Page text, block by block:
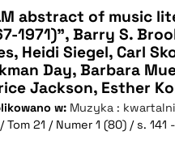
abstract of music
1971)", Barry S.
Heidi Siegel, Carl
Day, Barbara
Jackson, Esther
w: Muzyka :
Tom 21 / Numer 1 (80) / s. 141